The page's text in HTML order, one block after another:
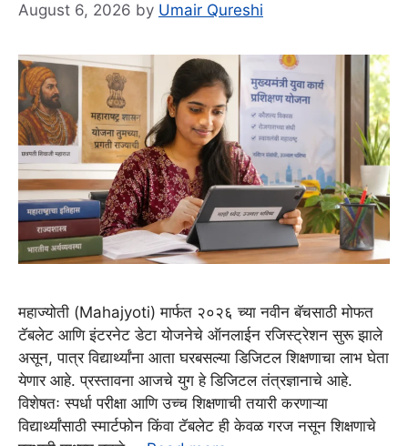
August 6, 2026 by Umair Qureshi
महाज्योती (Mahajyoti) मार्फत २०२६ च्या नवीन बॅचसाठी मोफत
टॅबलेट आणि इंटरनेट डेटा योजनेचे ऑनलाईन रजिस्ट्रेशन सुरू झाले
असून, पात्र विद्यार्थ्यांना आता घरबसल्या डिजिटल शिक्षणाचा लाभ घेता
येणार आहे. प्रस्तावना आजचे युग हे डिजिटल तंत्रज्ञानाचे आहे.
विशेषतः स्पर्धा परीक्षा आणि उच्च शिक्षणाची तयारी करणाऱ्या
विद्यार्थ्यांसाठी स्मार्टफोन किंवा टॅबलेट ही केवळ गरज नसून शिक्षणाचे